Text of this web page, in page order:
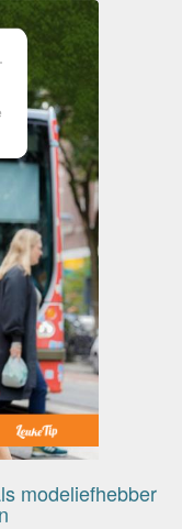
modeliefhebber